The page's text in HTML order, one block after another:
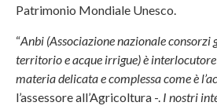
Patrimonio Mondiale Unesco.
“Anbi (Associazione nazionale consorzi
territorio e acque irrigue) è
materia delicata e complessa come è
l’assessore all’Agricoltura -. I nostri